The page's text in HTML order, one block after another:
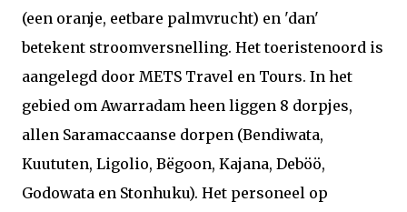
(een oranje, eetbare palmvrucht) en 'dan'
betekent stroomversnelling. Het toeristenoord is
aangelegd door METS Travel en Tours. In het
gebied om Awarradam heen liggen 8 dorpjes,
allen Saramaccaanse dorpen (Bendiwata,
Kuututen, Ligolio, Bëgoon, Kajana, Deböö,
Godowata en Stonhuku). Het personeel op